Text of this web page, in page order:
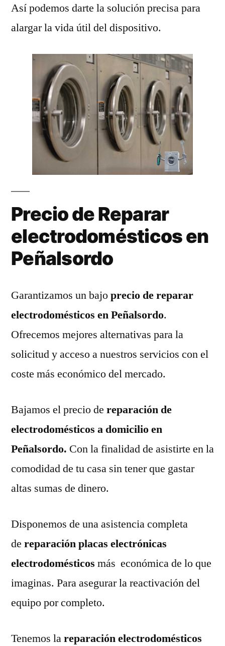
Así podemos darte la solución precisa para
alargar la vida útil del dispositivo.
Precio de Reparar
electrodomésticos en
Peñalsordo
Garantizamos un bajoprecio de reparar
electrodomésticos en Peñalsordo.
Ofrecemos mejores alternativas para la
solicitud y acceso a nuestros servicios con el
coste más económico del mercado.
Bajamos el precio de reparación de
electrodomésticos a domicilio en
Peñalsordo. Con la finalidad de asistirte en la
comodidad de tu casa sin tener que gastar
altas sumas de dinero.
Disponemos de una asistencia completa
de reparación placas electrónicas
electrodomésticos más económica de lo que
imaginas. Para asegurar la reactivación del
equipo por completo.
Tenemos lareparación electrodomésticos